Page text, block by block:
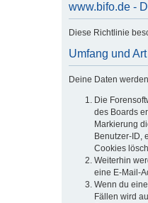
www.bifo.de -
Diese Richtlinie
Umfang und
Deine Daten
Die
des Boards
Markierung
Benutzer-ID,
Cookies
Weiterhin
eine E-Mail-
Wenn du
Fällen wird